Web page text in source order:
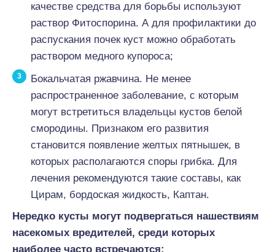
качестве средства для борьбы используют
раствор Фитоспорина. А для профилактики до
распускания почек куст можно обработать
раствором медного купороса;
Бокальчатая ржавчина. Не менее
распространенное заболевание, с которым
могут встретиться владельцы кустов белой
смородины. Признаком его развития
становится появление желтых пятнышек, в
которых располагаются споры грибка. Для
лечения рекомендуются такие составы, как
Цирам, бордоская жидкость, Каптан.
Нередко кусты могут подвергаться нашествиям
насекомых вредителей, среди которых
наиболее часто встречаются: